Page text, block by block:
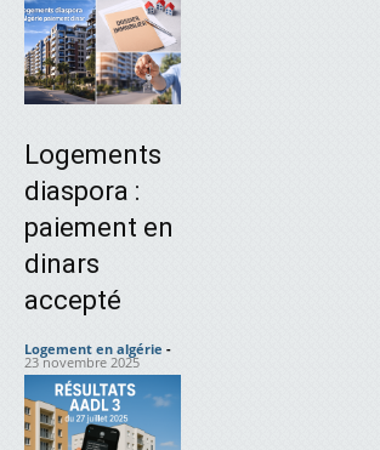
Logements
diaspora :
paiement en
dinars
accepté
Logement en algérie -
23 novembre 2025